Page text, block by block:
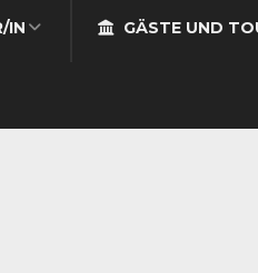
IN GÄSTE UND